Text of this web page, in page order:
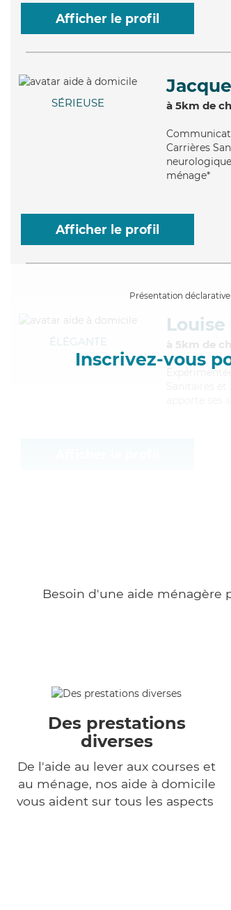
Afficher le profil
SÉRIEUSE à 5km de
Carrières
ménage*
Afficher le profil
Présentation
Inscrivez-vous
ÉLÉGANTE
Louise
à 5km de
Expérimentée
Sanitaires
Besoin d'une aide ménagère
Des prestations
diverses
De l'aide au lever aux courses et
au ménage, nos aide à domicile
vous aident sur tous les aspects